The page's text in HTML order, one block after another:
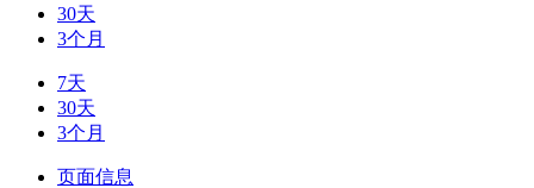
30天
3个月
7天
30天
3个月
页面信息